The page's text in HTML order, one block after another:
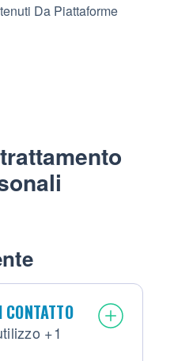
Da Piattaforme
trattati:
+1